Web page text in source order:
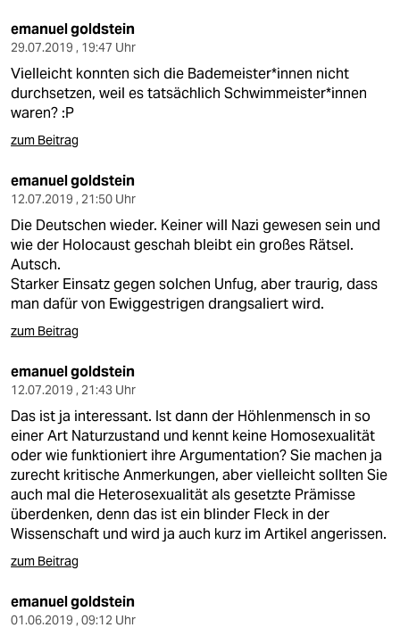
emanuel goldstein
29.07.2019 , 19:47 Uhr
Vielleicht konnten sich die Bademeister*innen nicht
durchsetzen, weil es tatsächlich Schwimmeister*innen
waren? :P
zum Beitrag
emanuel goldstein
12.07.2019 , 21:50 Uhr
Die Deutschen wieder. Keiner will Nazi gewesen sein und
wie der Holocaust geschah bleibt ein großes Rätsel.
Autsch.
Starker Einsatz gegen solchen Unfug, aber traurig, dass
man dafür von Ewiggestrigen drangsaliert wird.
zum Beitrag
emanuel goldstein
12.07.2019 , 21:43 Uhr
Das ist ja interessant. Ist dann der Höhlenmensch in so
einer Art Naturzustand und kennt keine Homosexualität
oder wie funktioniert ihre Argumentation? Sie machen ja
zurecht kritische Anmerkungen, aber vielleicht sollten Sie
auch mal die Heterosexualität als gesetzte Prämisse
überdenken, denn das ist ein blinder Fleck in der
Wissenschaft und wird ja auch kurz im Artikel angerissen.
zum Beitrag
emanuel goldstein
01.06.2019 , 09:12 Uhr